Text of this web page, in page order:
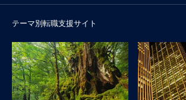
テーマ別転職支援サイト